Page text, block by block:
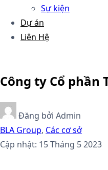
Sự kiện
Dự án
Liên Hệ
Công ty Cổ
Đăng bởi Admin
BLA Group, Các cơ sở
Cập nhật: 15 Tháng 5 2023